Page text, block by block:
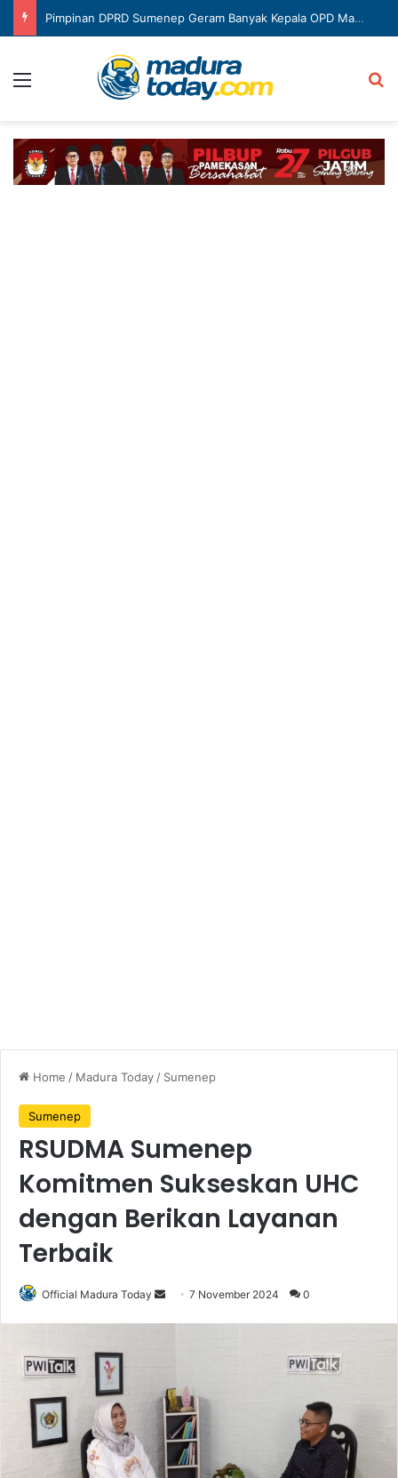
Pimpinan DPRD Sumenep Geram Banyak Kepala OPD Mangkir Rapat
Home / Madura Today / Sumenep
Sumenep
RSUDMA Sumenep
Komitmen Sukseskan UHC
dengan Berikan Layanan
Terbaik
Official Madura Today
n
m
a
7 November 2024 0